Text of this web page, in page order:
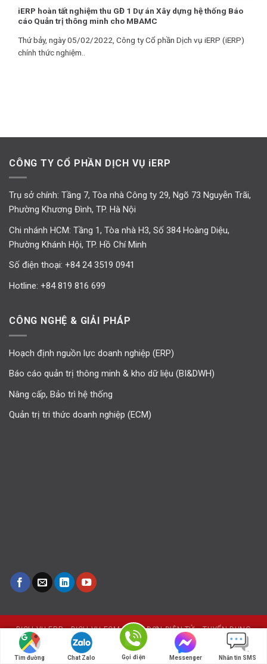
iERP hoàn tất nghiệm thu GĐ 1 Dự án Xây dựng hệ thống Báo
cáo Quản trị thông minh cho MBAMC
Thứ bảy, ngày 05/02/2022, Công ty Cổ phần Dịch vụ iERP (iERP)
chính thức nghiệm..
CÔNG TY CỔ PHẦN DỊCH VỤ iERP
Trụ sở chính: Tầng 7, Tòa nhà Công ty 29, Ngõ 73 Nguyễn Trãi,
Phường Khương Đình, TP. Hà Nội
Chi nhánh HCM: Tầng 1, Tòa nhà H3, Số 384 Hoàng Diệu,
Phường Khánh Hội, TP. Hồ Chí Minh
Số điện thoại: +84 24 3519 0941
Hotline: +84 819 816 699
CÔNG NGHỆ & GIẢI PHÁP
Hoạch định nguồn lực doanh nghiệp (ERP)
Báo cáo quản trị thông minh & kho dữ liệu (BI&DWH)
Nâng cấp, Bảo trì hệ thống
Quản trị tri thức doanh nghiệp (ECM)
DỊCH VỤ ERP DỊCH VỤ ECM HÓA ĐƠN ĐIỆN TỬ TUYỂN DỤNG
iERP © 2018 | Công ty cổ phần dịch vụ iERP. Designed by iERP
Tìm đường Chat Zalo Gọi điện Messenger Nhắn tin SMS